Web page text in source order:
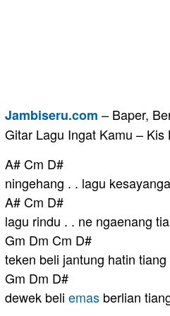
Jambiseru.com – Baper,
Gitar Lagu Ingat Kamu – Kis
A# Cm D#
ningehang . . lagu
A# Cm D#
lagu rindu . . ne ngaenang
Gm Dm Cm D#
teken beli jantung hatin tiang
Gm Dm D#
dewek beli emas berlian